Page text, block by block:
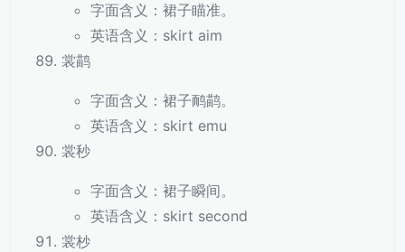
字面含义：裙子瞄准。
英语含义：skirt aim
裳鹋
字面含义：裙子鸸鹋。
英语含义：skirt emu
裳秒
字面含义：裙子瞬间。
英语含义：skirt second
裳杪